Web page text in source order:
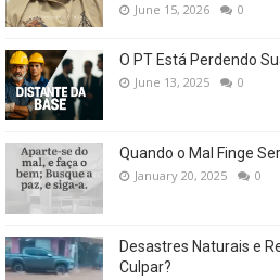
June 15, 2026 0
O PT Está Perdendo
June 13, 2025 0
Quando o Mal Finge
January 20, 2025 0
Desastres Naturais e
Culpar?